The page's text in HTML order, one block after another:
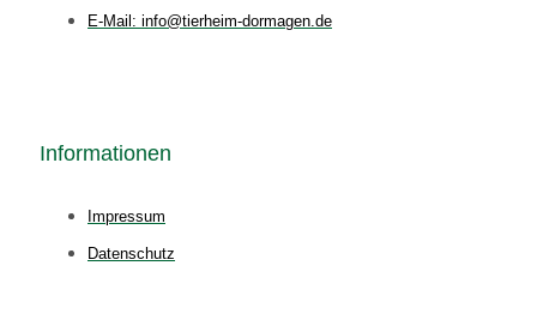
E-Mail: info@tierheim-dormagen.de
Informationen
Impressum
Datenschutz